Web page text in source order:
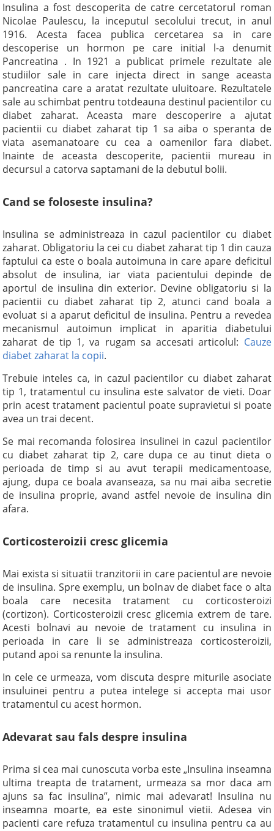
Insulina a fost descoperita de catre cercetatorul roman
Nicolae Paulescu, la inceputul secolului trecut, in anul
1916. Acesta facea publica cercetarea sa in care
descoperise un hormon pe care initial l-a denumit
Pancreatina . In 1921 a publicat primele rezultate ale
studiilor sale in care injecta direct in sange aceasta
pancreatina care a aratat rezultate uluitoare. Rezultatele
sale au schimbat pentru totdeauna destinul pacientilor cu
diabet zaharat. Aceasta mare descoperire a ajutat
pacientii cu diabet zaharat tip 1 sa aiba o speranta de
viata asemanatoare cu cea a oamenilor fara diabet.
Inainte de aceasta descoperite, pacientii mureau in
decursul a catorva saptamani de la debutul bolii.
Cand se foloseste insulina?
Insulina se administreaza in cazul pacientilor cu diabet
zaharat. Obligatoriu la cei cu diabet zaharat tip 1 din cauza
faptului ca este o boala autoimuna in care apare deficitul
absolut de insulina, iar viata pacientului depinde de
aportul de insulina din exterior. Devine obligatoriu si la
pacientii cu diabet zaharat tip 2, atunci cand boala a
evoluat si a aparut deficitul de insulina. Pentru a revedea
mecanismul autoimun implicat in aparitia diabetului
zaharat de tip 1, va rugam sa accesati articolul: Cauze
diabet zaharat la copii.
Trebuie inteles ca, in cazul pacientilor cu diabet zaharat
tip 1, tratamentul cu insulina este salvator de vieti. Doar
prin acest tratament pacientul poate supravietui si poate
avea un trai decent.
Se mai recomanda folosirea insulinei in cazul pacientilor
cu diabet zaharat tip 2, care dupa ce au tinut dieta o
perioada de timp si au avut terapii medicamentoase,
ajung, dupa ce boala avanseaza, sa nu mai aiba secretie
de insulina proprie, avand astfel nevoie de insulina din
afara.
Corticosteroizii cresc glicemia
Mai exista si situatii tranzitorii in care pacientul are nevoie
de insulina. Spre exemplu, un bolnav de diabet face o alta
boala care necesita tratament cu corticosteroizi
(cortizon). Corticosteroizii cresc glicemia extrem de tare.
Acesti bolnavi au nevoie de tratament cu insulina in
perioada in care li se administreaza corticosteroizii,
putand apoi sa renunte la insulina.
In cele ce urmeaza, vom discuta despre miturile asociate
insuluinei pentru a putea intelege si accepta mai usor
tratamentul cu acest hormon.
Adevarat sau fals despre insulina
Prima si cea mai cunoscuta vorba este „Insulina inseamna
ultima treapta de tratament, urmeaza sa mor daca am
ajuns sa fac insulina”, nimic mai adevarat! Insulina nu
inseamna moarte, ea este sinonimul vietii. Adesea vin
pacienti care refuza tratamentul cu insulina pentru ca au